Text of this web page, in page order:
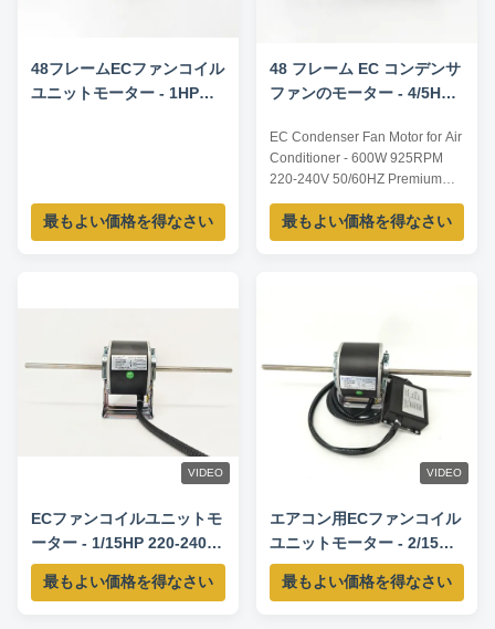
48フレームECファンコイル
ユニットモーター - 1HP
最もよい価格を得なさい
48 フレーム EC コンデンサ
ファンのモーター - 4/5HP
925RPM
EC Condenser Fan Motor for Air
Conditioner - 600W 925RPM
220-240V 50/60HZ Premium
Electronically Commutated
Motor for HVAC Systems This
high-efficiency EC condenser
technology and durable ...
最もよい価格を得なさい
VIDEO
ECファンコイルユニットモ
ーター - 1/15HP 220-240V
50/60HZ 300-1150RPM
最もよい価格を得なさい
VIDEO
エアコン用ECファンコイル
ユニットモーター - 2/15HP
220-240V 50/60Hz 300-
1250RPM
最もよい価格を得なさい